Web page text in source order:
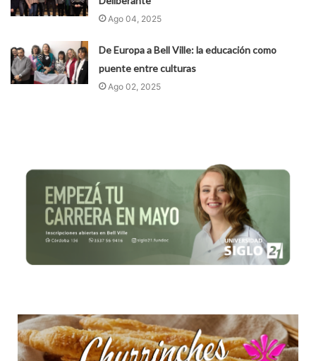
Ago 04, 2025
De Europa a Bell Ville: la educación como
puente entre culturas
Ago 02, 2025